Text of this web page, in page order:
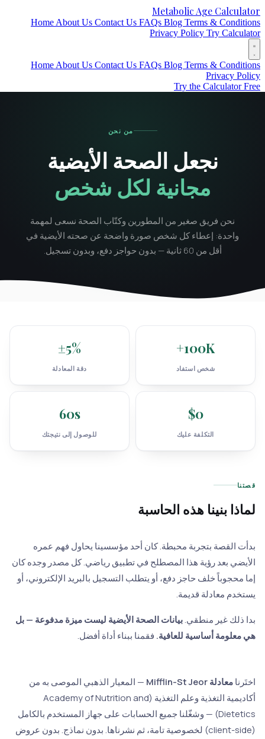
Metabolic Age
HomeAbout UsContact UsFAQsBlogTerms &
Privacy PolicyTry
HomeAbout UsContact UsFAQsBlogTerms &
Privacy
Try the Calculator
من نحن
نجعل الصحة الأيضية
مجانية لكل شخص
نحن فريق صغير من المطورين وكتّاب الصحة نسعى لمهمة
واحدة: إعطاء كل شخص صورة واضحة عن صحته الأيضية في
أقل من 60 ثانية — بدون حواجز دفع، وبدون تسجيل.
100K+
شخص استفاد
±5%
دقة المعادلة
$0
التكلفة عليك
60s
للوصول إلى نتيجتك
بنينا هذه الحاسبة
القصة بتجربة محبطة. كان أحد مؤسسينا يحاول فهم عمره
بعد رؤية هذا المصطلح في تطبيق رياضي. كل مصدر وجده كان
محجوباً خلف حاجز دفع، أو يتطلب التسجيل بالبريد الإلكتروني، أو
معادلة قديمة.
ذلك غير منطقي.بيانات الصحة الأيضية ليست ميزة مدفوعة — بل
معلومة أساسية للعافية.فقمنا ببناء أداة أفضل.
معادلة Mifflin-St Jeor
— المعيار الذهبي الموصى به من
أكاديمية التغذية وعلم التغذية (Academy of Nutrition and
Dietetics) — وشغّلنا جميع الحسابات على جهاز المستخدم بالكامل
(client-side) لخصوصية تامة، ثم نشرناها. بدون نماذج. بدون عروض